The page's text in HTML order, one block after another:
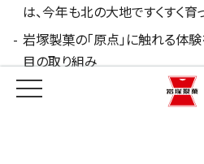
は、今年も北の大地ですくすく育
岩塚製菓の「原点」に触れる体
目の取り組み
「田舎のおかき」が美味しいおこ
とのコラボでユニークな給食が